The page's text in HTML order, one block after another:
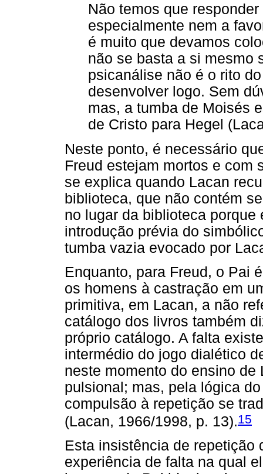
Não temos que
especialmente nem a
é muito que devamos
não se basta a si mesmo
psicanálise não é o rito
desenvolver logo. Sem
mas, a tumba de Moisés
de Cristo para Hegel
Neste ponto, é necessário
Freud estejam mortos e com
se explica quando Lacan
biblioteca, que não contém
no lugar da biblioteca
introdução prévia do
tumba vazia evocado por
Enquanto, para Freud, o Pai
os homens à castração em
primitiva, em Lacan, a não
catálogo dos livros também
próprio catálogo. A falta
intermédio do jogo dialético
neste momento do ensino
pulsional; mas, pela lógica
compulsão à repetição se
(Lacan, 1966/1998, p. 13).15
Esta insistência de repetição
experiência de falta na qual